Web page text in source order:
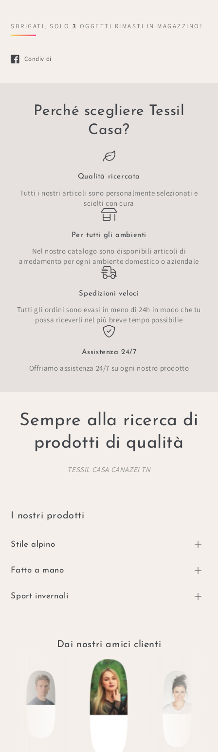
SBRIGATI, SOLO 3 OGGETTI RIMASTI IN MAGAZZINO!
Condividi
Si apre in una nuova finestra.
Perché scegliere Tessil
Casa?
Qualità ricercata
Tutti i nostri articoli sono personalmente selezionati e
scielti con cura
Per tutti gli ambienti
Nel nostro catalogo sono disponibili articoli di
arredamento per ogni ambiente domestico o aziendale
Spedizioni veloci
Tutti gli ordini sono evasi in meno di 24h in modo che tu
possa riceverli nel più breve tempo possibilie
Assistenza 24/7
Offriamo assistenza 24/7 su ogni nostro prodotto
Sempre alla ricerca di
prodotti di qualità
TESSIL CASA CANAZEI TN
I nostri prodotti
Stile alpino
Fatto a mano
Sport invernali
Dai nostri amici clienti